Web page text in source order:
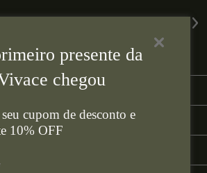
presente da
chegou
seu cupom de desconto e
10% OFF